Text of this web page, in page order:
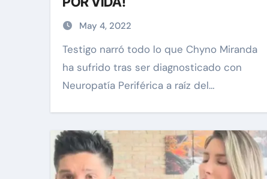
May 4, 2022
Testigo narró todo lo que Chyno Miranda
ha sufrido tras ser diagnosticado con
Neuropatía Periférica a raíz del…